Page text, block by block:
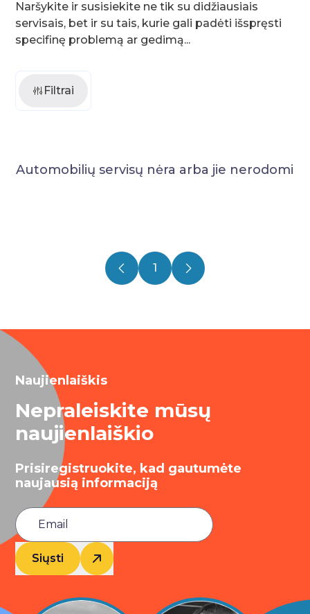
Naršykite ir susisiekite ne tik su didžiausiais
servisais, bet ir su tais, kurie gali padėti išspręsti
specifinę problemą ar gedimą...
Filtrai
Automobilių servisų nėra arba jie nerodomi
1
Naujienlaiškis
Nepraleiskite mūsų
naujienlaiškio
Prisiregistruokite, kad gautumėte
naujausią informaciją
Siųsti